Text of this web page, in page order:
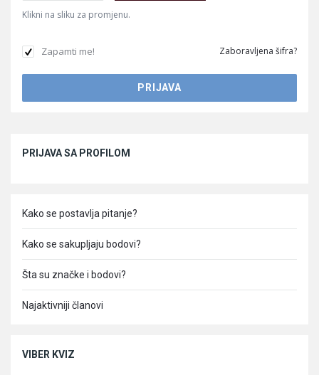
Klikni na sliku za promjenu.
Zapamti me! Zaboravljena šifra?
PRIJAVA SA PROFILOM
Kako se postavlja pitanje?
Kako se sakupljaju bodovi?
Šta su značke i bodovi?
Najaktivniji članovi
VIBER KVIZ